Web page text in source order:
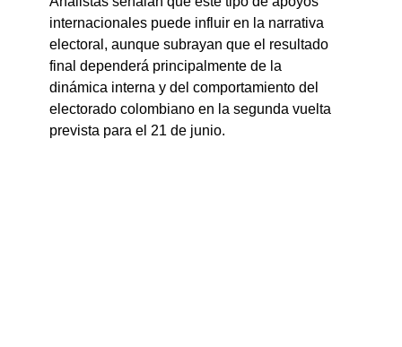
internacionales puede influir en la narrativa
electoral, aunque subrayan que el resultado
final dependerá principalmente de la
dinámica interna y del comportamiento del
electorado colombiano en la segunda vuelta
prevista para el 21 de junio.